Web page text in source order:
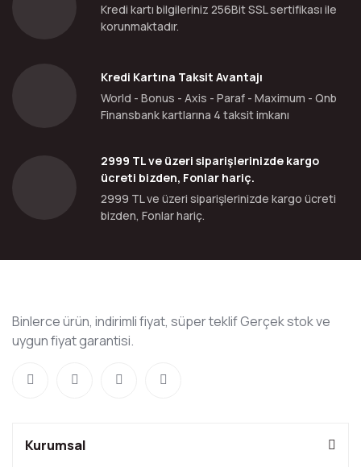
Kredi kartı bilgileriniz 256Bit SSL sertifikası ile
korunmaktadır.
Kredi Kartına Taksit Avantajı
World - Bonus - Axis - Paraf - Maximum - Qnb
Finansbank kartlarına 4 taksit imkanı
2999 TL ve üzeri siparişlerinizde kargo
ücreti bizden, Fonlar hariç.
2999 TL ve üzeri siparişlerinizde kargo ücreti
bizden, Fonlar hariç.
Binlerce ürün, indirimli fiyat, süper teklif Gerçek stok ve
uygun fiyat garantisi.
Kurumsal